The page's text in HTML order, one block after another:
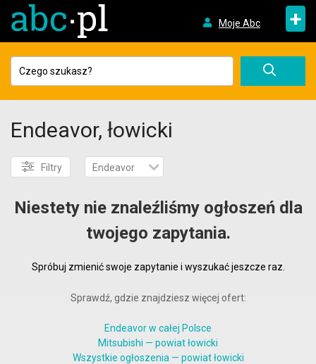
Moje Abc +
Endeavor, łowicki
Filtry Endeavor
Niestety nie znaleźliśmy ogłoszeń dla
twojego zapytania.
Spróbuj zmienić swoje zapytanie i wyszukać jeszcze raz.
Sprawdź, gdzie znajdziesz więcej ofert:
Endeavor w całej Polsce
Mitsubishi — powiat łowicki
Wszystkie ogłoszenia — powiat łowicki